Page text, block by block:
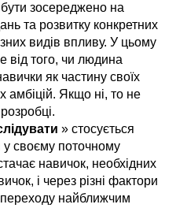
зосереджено на
та розвитку конкретних
видів впливу. У цьому
від того, чи людина
як частину своїх
амбіцій. Якщо ні, то не
» стосується
у своєму поточному
навичок, необхідних
і через різні фактори
переходу найближчим